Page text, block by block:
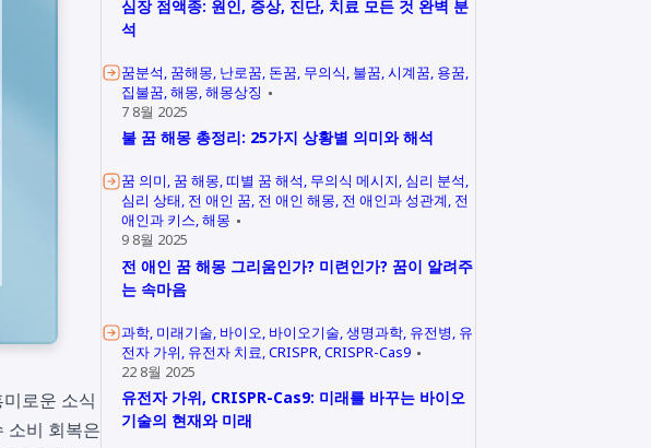
로운 소식
소비 회복은
심장 점액종: 원인, 증상, 진단, 치료 모든 것 완벽 분
석
꿈분석 꿈해몽 난로꿈 돈꿈 무의식 불꿈 시계꿈 용꿈
집불꿈 해몽 해몽상징
7 8월 2025
불 꿈 해몽 총정리: 25가지 상황별 의미와 해석
꿈 의미 꿈 해몽 띠별 꿈 해석 무의식 메시지 심리 분석
심리 상태 전 애인 꿈 전 애인 해몽 전 애인과 성관계 전
애인과 키스 해몽
9 8월 2025
전 애인 꿈 해몽 그리움인가? 미련인가? 꿈이 알려주
는 속마음
과학 미래기술 바이오 바이오기술 생명과학 유전병 유
전자 가위 유전자 치료 CRISPR CRISPR-Cas9
22 8월 2025
유전자 가위, CRISPR-Cas9: 미래를 바꾸는 바이오
기술의 현재와 미래